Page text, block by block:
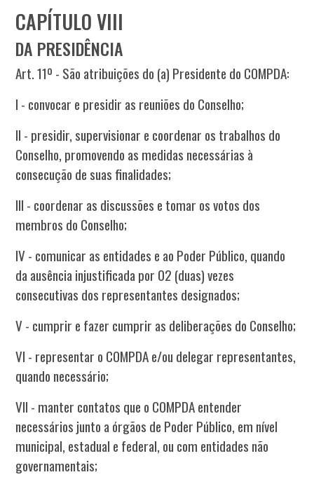
CAPÍTULO VIII
DA PRESIDÊNCIA
Art. 11º - São atribuições do (a) Presidente do COMPDA:
I - convocar e presidir as reuniões do Conselho;
II - presidir, supervisionar e coordenar os trabalhos do
Conselho, promovendo as medidas necessárias à
consecução de suas finalidades;
III - coordenar as discussões e tomar os votos dos
membros do Conselho;
IV - comunicar as entidades e ao Poder Público, quando
da ausência injustificada por 02 (duas) vezes
consecutivas dos representantes designados;
V - cumprir e fazer cumprir as deliberações do Conselho;
VI - representar o COMPDA e/ou delegar representantes,
quando necessário;
VII - manter contatos que o COMPDA entender
necessários junto a órgãos de Poder Público, em nível
municipal, estadual e federal, ou com entidades não
governamentais;